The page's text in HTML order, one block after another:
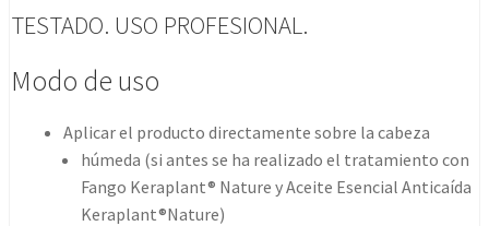
TESTADO. USO PROFESIONAL.
Modo de uso
Aplicar el producto directamente sobre la cabeza
húmeda (si antes se ha realizado el tratamiento con
Fango Keraplant® Nature y Aceite Esencial Anticaída
Keraplant®Nature)